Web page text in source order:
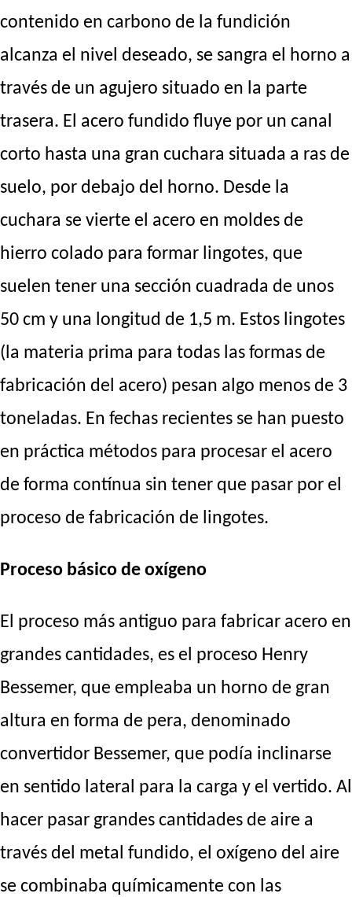
contenido en carbono de la fundición
alcanza el nivel deseado, se sangra el horno a
través de un agujero situado en la parte
trasera. El acero fundido fluye por un canal
corto hasta una gran cuchara situada a ras de
suelo, por debajo del horno. Desde la
cuchara se vierte el acero en moldes de
hierro colado para formar lingotes, que
suelen tener una sección cuadrada de unos
50 cm y una longitud de 1,5 m. Estos lingotes
(la materia prima para todas las formas de
fabricación del acero) pesan algo menos de 3
toneladas. En fechas recientes se han puesto
en práctica métodos para procesar el acero
de forma contínua sin tener que pasar por el
proceso de fabricación de lingotes.
Proceso básico de oxígeno
El proceso más antiguo para fabricar acero en
grandes cantidades, es el proceso Henry
Bessemer, que empleaba un horno de gran
altura en forma de pera, denominado
convertidor Bessemer, que podía inclinarse
en sentido lateral para la carga y el vertido. Al
hacer pasar grandes cantidades de aire a
través del metal fundido, el oxígeno del aire
se combinaba químicamente con las